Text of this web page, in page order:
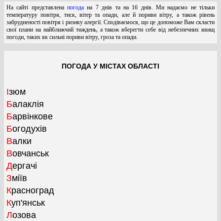
На сайті представленапогода на 7 днів та на 16 днів. Ми надаємо не тільки
температуру повітря, тиск, вітер та опади, але й пориви вітру, а також рівень
забрудненості повітря і ризику алергії. Сподіваємося, що це допоможе Вам скласти
свої плани на найближчий тиждень, а також вберегти себе від небезпечних явищ
погоди, таких як сильні пориви вітру, гроза та опади.
ПОГОДА У МІСТАХ ОБЛАСТІ
Ізюм
Балаклія
Барвінкове
Богодухів
Валки
Вовчанськ
Дергачі
Зміїв
Красноград
Куп'янськ
Лозова